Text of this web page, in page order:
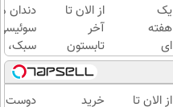
یک
هفته
ای
کتابت
را با
مجوز
از الان تا
آخر
تابستون
حداقل
12کیلو
چربی
دندان
سبک،
از الان تا
خرید
دوست